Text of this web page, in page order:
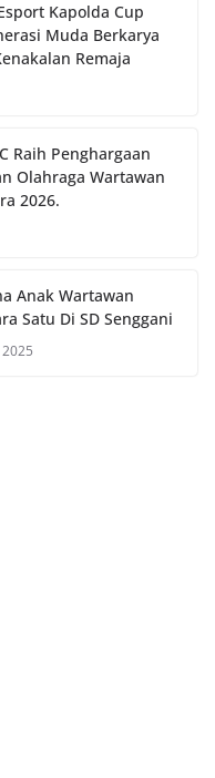
Kapolda Cup
Muda Berkarya
Remaja
Raih Penghargaan
Olahraga Wartawan
2026.
Anak Wartawan
Satu Di SD Senggani